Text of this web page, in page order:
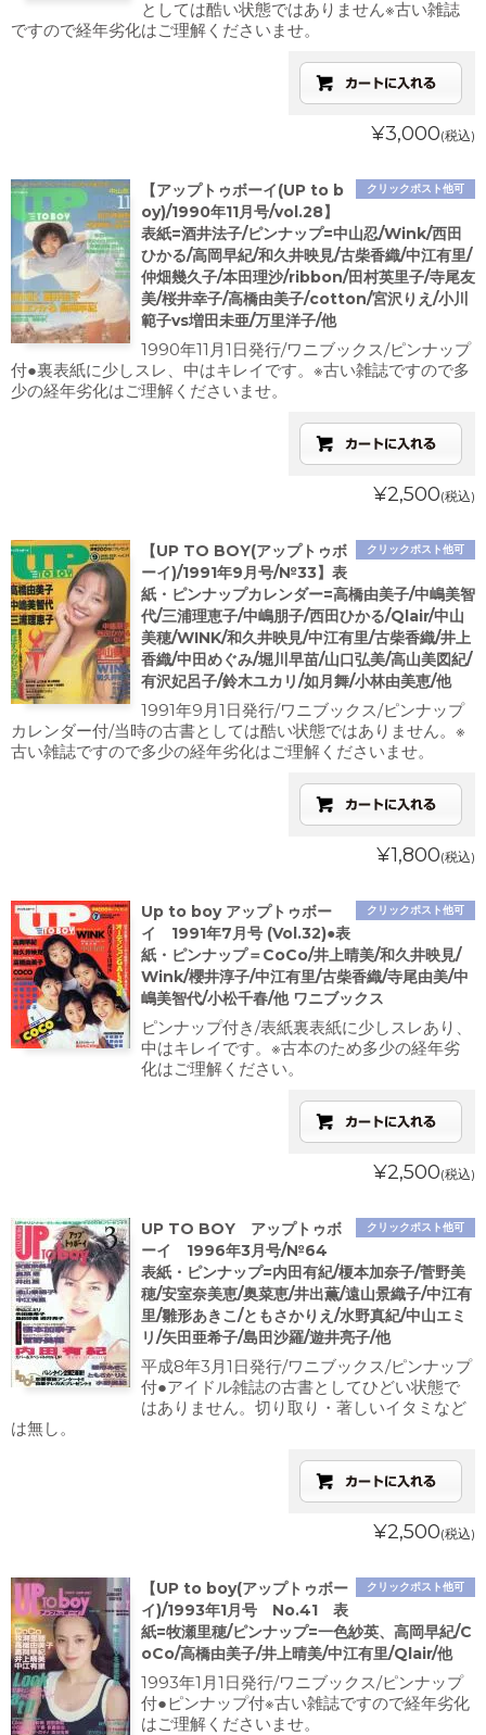
としては酷い状態ではありません※古い雑誌
ですので経年劣化はご理解くださいませ。
¥3,000(税込)
クリックポスト他可
【アップトゥボーイ(UP to b
oy)/1990年11月号/vol.28】
表紙=酒井法子/ピンナップ=中山忍/Wink/西田
ひかる/高岡早紀/和久井映見/古柴香織/中江有里/
仲畑幾久子/本田理沙/ribbon/田村英里子/寺尾友
美/桜井幸子/高橋由美子/cotton/宮沢りえ/小川
範子vs増田未亜/万里洋子/他
1990年11月1日発行/ワニブックス/ピンナップ
付●裏表紙に少しスレ、中はキレイです。※古い雑誌ですので多
少の経年劣化はご理解くださいませ。
¥2,500(税込)
クリックポスト他可
【UP TO BOY(アップトゥボ
ーイ)/1991年9月号/№33】表
紙・ピンナップカレンダー=高橋由美子/中嶋美智
代/三浦理恵子/中嶋朋子/西田ひかる/Qlair/中山
美穂/WINK/和久井映見/中江有里/古柴香織/井上
香織/中田めぐみ/堀川早苗/山口弘美/高山美図紀/
有沢妃呂子/鈴木ユカリ/如月舞/小林由美恵/他
1991年9月1日発行/ワニブックス/ピンナップ
カレンダー付/当時の古書としては酷い状態ではありません。※
古い雑誌ですので多少の経年劣化はご理解くださいませ。
¥1,800(税込)
クリックポスト他可
Up to boy アップトゥボー
イ 1991年7月号 (Vol.32)●表
紙・ピンナップ＝CoCo/井上晴美/和久井映見/
Wink/櫻井淳子/中江有里/古柴香織/寺尾由美/中
嶋美智代/小松千春/他 ワニブックス
ピンナップ付き/表紙裏表紙に少しスレあり、
中はキレイです。※古本のため多少の経年劣
化はご理解ください。
¥2,500(税込)
クリックポスト他可
UP TO BOY アップトゥボ
ーイ 1996年3月号/№64
表紙・ピンナップ=内田有紀/榎本加奈子/菅野美
穂/安室奈美恵/奥菜恵/井出薫/遠山景織子/中江有
里/雛形あきこ/ともさかりえ/水野真紀/中山エミ
リ/矢田亜希子/島田沙羅/遊井亮子/他
平成8年3月1日発行/ワニブックス/ピンナップ
付●アイドル雑誌の古書としてひどい状態で
はありません。切り取り・著しいイタミなど
は無し。
¥2,500(税込)
クリックポスト他可
【UP to boy(アップトゥボー
イ)/1993年1月号 No.41 表
紙=牧瀬里穂/ピンナップ=一色紗英、高岡早紀/C
oCo/高橋由美子/井上晴美/中江有里/Qlair/他
1993年1月1日発行/ワニブックス/ピンナップ
付●ピンナップ付※古い雑誌ですので経年劣化
はご理解くださいませ。